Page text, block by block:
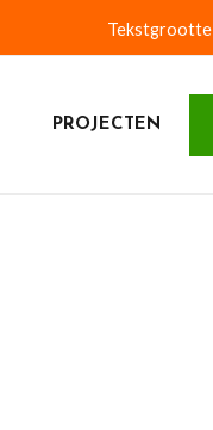
Tekstgrootte
PROJECTEN